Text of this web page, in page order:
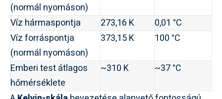
(normál nyomáson)
Víz hármaspontja 273,16 K
0,01 °C
Víz forráspontja
(normál nyomáson)
373,15 K 100 °C
Emberi test átlagos
hőmérséklete
~310 K ~37 °C